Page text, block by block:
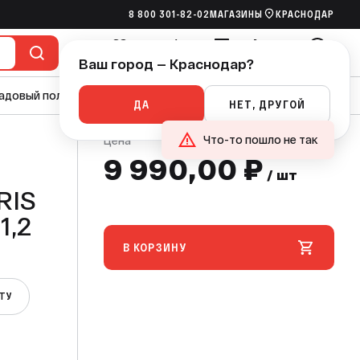
8 800 301-82-02 МАГАЗИНЫ КРАСНОДАР
ИзбранноеСравнениеСметыКорзина
полив Канализация Ручной инструмент
Цена
9 990,00 ₽ / шт
В КОРЗИНУ
₽/ шт В КОРЗИНУ
Ваш город — Краснодар?
ДА НЕТ, ДРУГОЙ
Что-то пошло не так